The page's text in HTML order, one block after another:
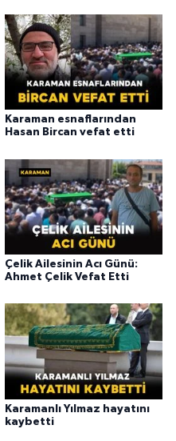
Karaman esnaflarından
Hasan Bircan vefat etti
Çelik Ailesinin Acı Günü:
Ahmet Çelik Vefat Etti
Karamanlı Yılmaz hayatını
kaybetti